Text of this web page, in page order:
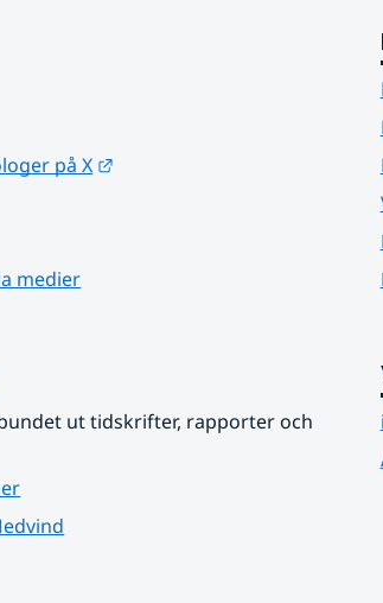
på X
medier
ut tidskrifter, rapporter och